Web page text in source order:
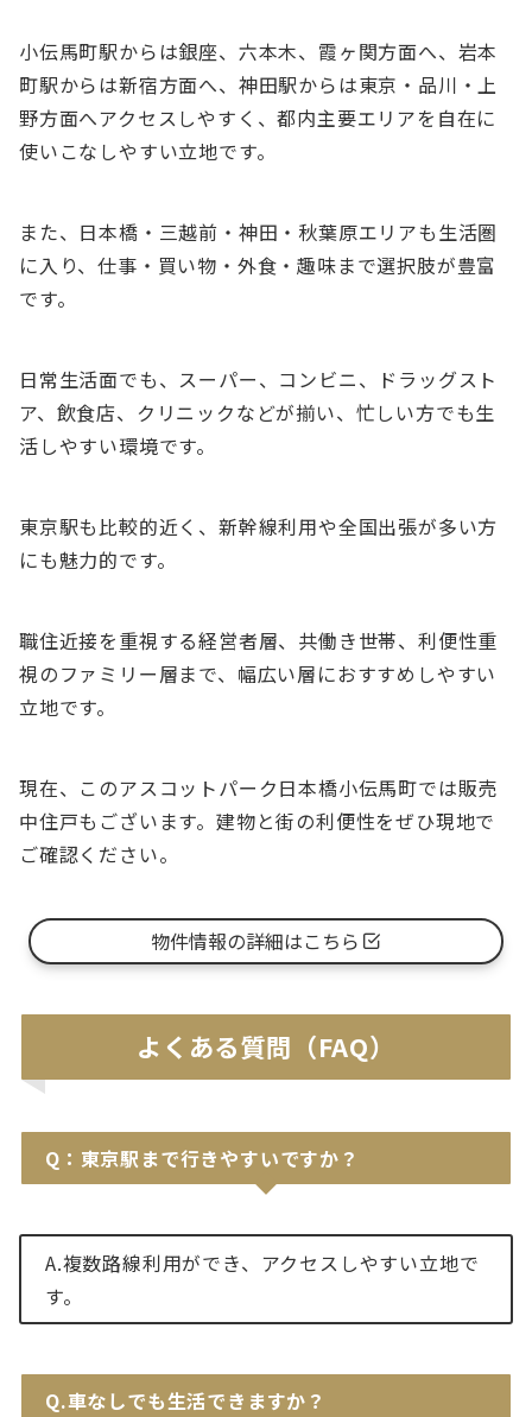
小伝馬町駅からは銀座、六本木、霞ヶ関方面へ、岩本
町駅からは新宿方面へ、神田駅からは東京・品川・上
野方面へアクセスしやすく、都内主要エリアを自在に
使いこなしやすい立地です。
また、日本橋・三越前・神田・秋葉原エリアも生活圏
に入り、仕事・買い物・外食・趣味まで選択肢が豊富
です。
日常生活面でも、スーパー、コンビニ、ドラッグスト
ア、飲食店、クリニックなどが揃い、忙しい方でも生
活しやすい環境です。
東京駅も比較的近く、新幹線利用や全国出張が多い方
にも魅力的です。
職住近接を重視する経営者層、共働き世帯、利便性重
視のファミリー層まで、幅広い層におすすめしやすい
立地です。
現在、このアスコットパーク日本橋小伝馬町では販売
中住戸もございます。建物と街の利便性をぜひ現地で
ご確認ください。
物件情報の詳細はこちら
よくある質問（FAQ）
Q：東京駅まで行きやすいですか？
A.複数路線利用ができ、アクセスしやすい立地で
す。
Q.車なしでも生活できますか？